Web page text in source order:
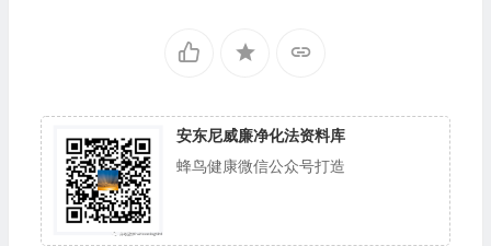
安东尼威廉净化法资料库
蜂鸟健康微信公众号打造